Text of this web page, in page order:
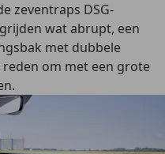
zeventraps DSG-
wat abrupt, een
met dubbele
om met een grote